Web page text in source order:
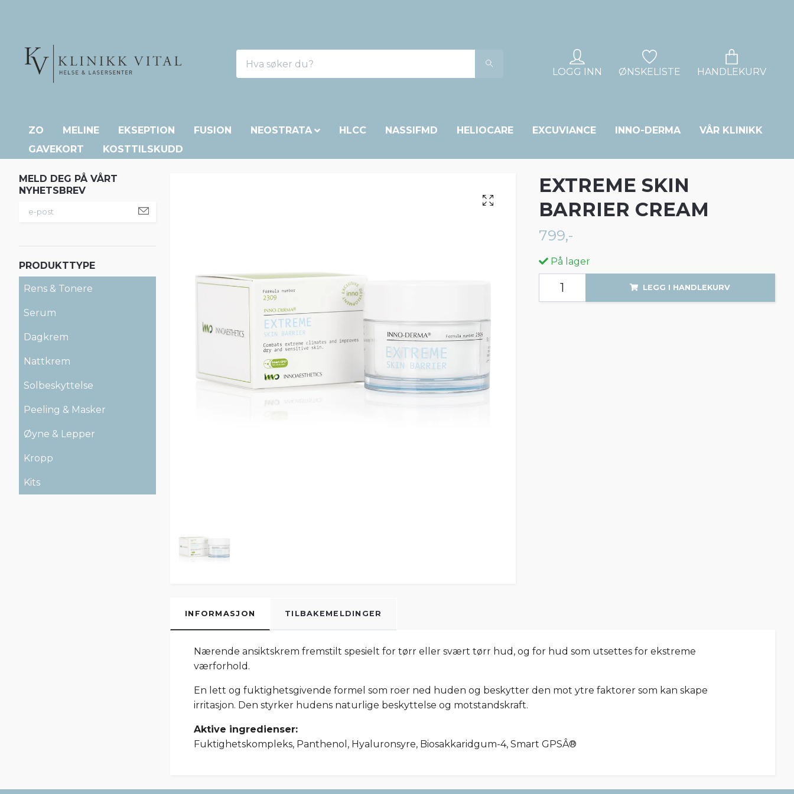
LOGG INN ØNSKELISTE HANDLEKURV
ZO MELINE EKSEPTION FUSION NEOSTRATA HLCC NASSIFMD HELIOCARE EXCUVIANCE INNO-DERMA
VÅR KLINIKK
GAVEKORT
KOSTTILSKUDD
MELD DEG PÅ VÅRT
NYHETSBREV
PRODUKTTYPE
Rens & Tonere
Serum
Dagkrem
Nattkrem
Solbeskyttelse
Peeling & Masker
Øyne & Lepper
Kropp
Kits
EXTREME SKIN
BARRIER CREAM
799,-
På lager
LEGG I HANDLEKURV
INFORMASJON TILBAKEMELDINGER
Nærende ansiktskrem fremstilt spesielt for tørr eller svært tørr hud, og for hud som utsettes for ekstreme
værforhold.
En lett og fuktighetsgivende formel som roer ned huden og beskytter den mot ytre faktorer som kan skape
irritasjon. Den styrker hudens naturlige beskyttelse og motstandskraft.
Aktive ingredienser:
Fuktighetskompleks, Panthenol, Hyaluronsyre, Biosakkaridgum-4, Smart GPSÂ®